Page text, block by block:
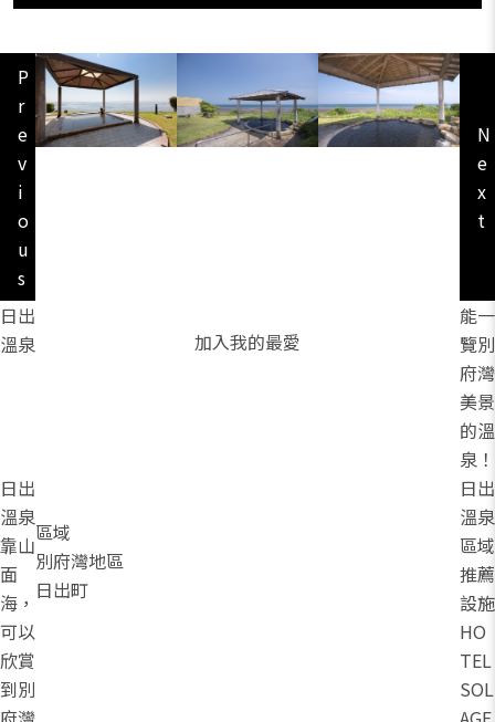
日出
溫泉
加入我的最愛
P
r
e
v
i
o
u
s
N
e
x
t
能一
覽別
府灣
美景
的溫
泉！
日出
溫泉
靠山
面
海，
可以
欣賞
到別
區域
別府灣地區
日出町
日出
溫泉
區域
推薦
設施
HO
TEL
SOL